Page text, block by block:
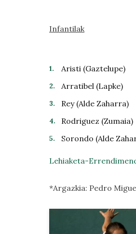
Infantilak
Aristi (Gaztelupe)
Arratibel (Lapke)
Rey (Alde Zaharra)
Rodriguez (Zumaia)
Sorondo (Alde
Lehiaketa-
*Argazkia: Pedro